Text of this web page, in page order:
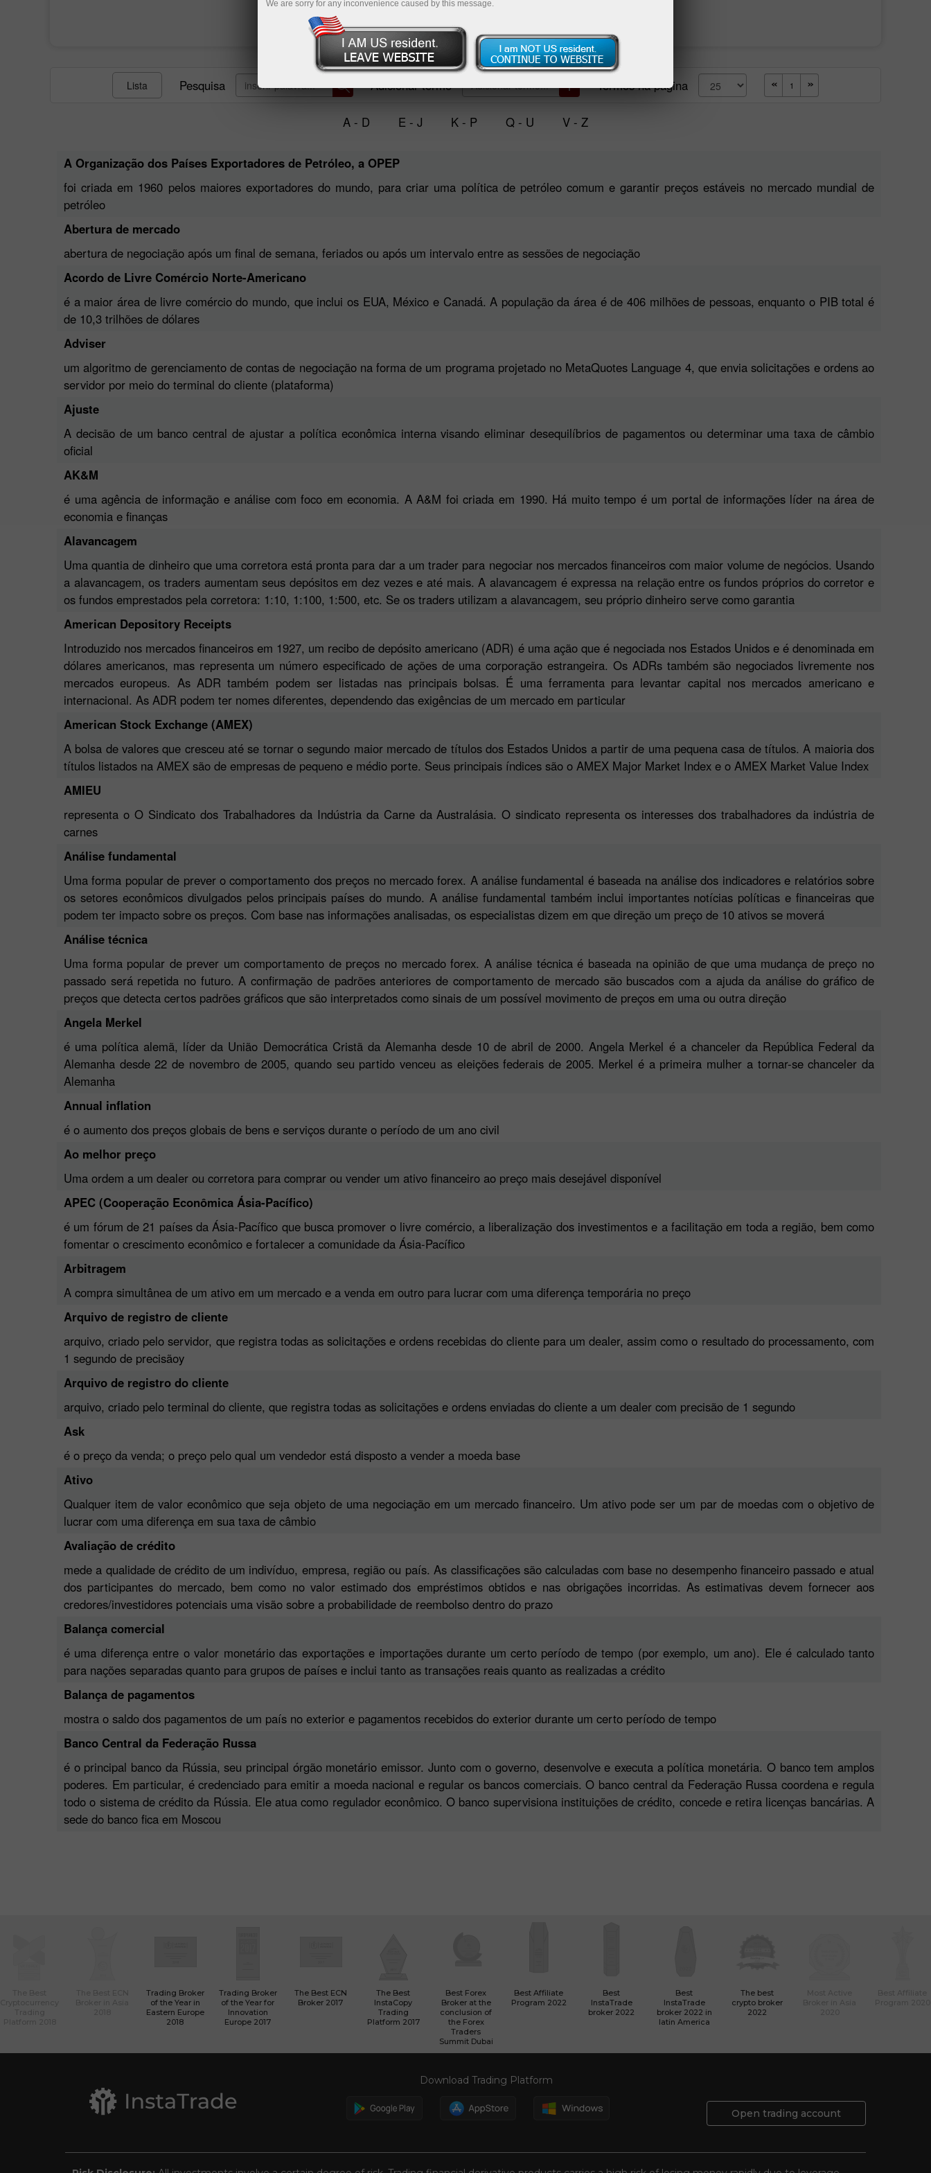
Abrir conta de negociação
Lista Pesquisa Adicionar termo Termos na página
A - D E - J K - P Q - U V - Z
A Organização dos Países Exportadores de Petróleo, a OPEP
foi criada em 1960 pelos maiores exportadores do mundo, para criar uma política de petróleo comum e garantir preços estáveis no mercado mundial de
petróleo
Abertura de mercado
abertura de negociação após um final de semana, feriados ou após um intervalo entre as sessões de negociação
Acordo de Livre Comércio Norte-Americano
é a maior área de livre comércio do mundo, que inclui os EUA, México e Canadá. A população da área é de 406 milhões de pessoas, enquanto o PIB total é
de 10,3 trilhões de dólares
Adviser
um algoritmo de gerenciamento de contas de negociação na forma de um programa projetado no MetaQuotes Language 4, que envia solicitações e ordens ao
servidor por meio do terminal do cliente (plataforma)
Ajuste
A decisão de um banco central de ajustar a política econômica interna visando eliminar desequilíbrios de pagamentos ou determinar uma taxa de câmbio
oficial
AK&M
é uma agência de informação e análise com foco em economia. A A&M foi criada em 1990. Há muito tempo é um portal de informações líder na área de
economia e finanças
Alavancagem
Uma quantia de dinheiro que uma corretora está pronta para dar a um trader para negociar nos mercados financeiros com maior volume de negócios. Usando
a alavancagem, os traders aumentam seus depósitos em dez vezes e até mais. A alavancagem é expressa na relação entre os fundos próprios do corretor e
os fundos emprestados pela corretora: 1:10, 1:100, 1:500, etc. Se os traders utilizam a alavancagem, seu próprio dinheiro serve como garantia
American Depository Receipts
Introduzido nos mercados financeiros em 1927, um recibo de depósito americano (ADR) é uma ação que é negociada nos Estados Unidos e é denominada em
dólares americanos, mas representa um número especificado de ações de uma corporação estrangeira. Os ADRs também são negociados livremente nos
mercados europeus. As ADR também podem ser listadas nas principais bolsas. É uma ferramenta para levantar capital nos mercados americano e
internacional. As ADR podem ter nomes diferentes, dependendo das exigências de um mercado em particular
American Stock Exchange (AMEX)
A bolsa de valores que cresceu até se tornar o segundo maior mercado de títulos dos Estados Unidos a partir de uma pequena casa de títulos. A maioria dos
títulos listados na AMEX são de empresas de pequeno e médio porte. Seus principais índices são o AMEX Major Market Index e o AMEX Market Value Index
AMIEU
representa o O Sindicato dos Trabalhadores da Indústria da Carne da Australásia. O sindicato representa os interesses dos trabalhadores da indústria de
carnes
Análise fundamental
Uma forma popular de prever o comportamento dos preços no mercado forex. A análise fundamental é baseada na análise dos indicadores e relatórios sobre
os setores econômicos divulgados pelos principais países do mundo. A análise fundamental também inclui importantes notícias políticas e financeiras que
podem ter impacto sobre os preços. Com base nas informações analisadas, os especialistas dizem em que direção um preço de 10 ativos se moverá
Análise técnica
Uma forma popular de prever um comportamento de preços no mercado forex. A análise técnica é baseada na opinião de que uma mudança de preço no
passado será repetida no futuro. A confirmação de padrões anteriores de comportamento de mercado são buscados com a ajuda da análise do gráfico de
preços que detecta certos padrões gráficos que são interpretados como sinais de um possível movimento de preços em uma ou outra direção
Angela Merkel
é uma política alemã, líder da União Democrática Cristã da Alemanha desde 10 de abril de 2000. Angela Merkel é a chanceler da República Federal da
Alemanha desde 22 de novembro de 2005, quando seu partido venceu as eleições federais de 2005. Merkel é a primeira mulher a tornar-se chanceler da
Alemanha
Annual inflation
é o aumento dos preços globais de bens e serviços durante o período de um ano civil
Ao melhor preço
Uma ordem a um dealer ou corretora para comprar ou vender um ativo financeiro ao preço mais desejável disponível
APEC (Cooperação Econômica Ásia-Pacífico)
é um fórum de 21 países da Ásia-Pacífico que busca promover o livre comércio, a liberalização dos investimentos e a facilitação em toda a região, bem como
fomentar o crescimento econômico e fortalecer a comunidade da Ásia-Pacífico
Arbitragem
A compra simultânea de um ativo em um mercado e a venda em outro para lucrar com uma diferença temporária no preço
Arquivo de registro de cliente
arquivo, criado pelo servidor, que registra todas as solicitações e ordens recebidas do cliente para um dealer, assim como o resultado do processamento, com
1 segundo de precisãoy
Arquivo de registro do cliente
arquivo, criado pelo terminal do cliente, que registra todas as solicitações e ordens enviadas do cliente a um dealer com precisão de 1 segundo
Ask
é o preço da venda; o preço pelo qual um vendedor está disposto a vender a moeda base
Ativo
Qualquer item de valor econômico que seja objeto de uma negociação em um mercado financeiro. Um ativo pode ser um par de moedas com o objetivo de
lucrar com uma diferença em sua taxa de câmbio
Avaliação de crédito
mede a qualidade de crédito de um indivíduo, empresa, região ou país. As classificações são calculadas com base no desempenho financeiro passado e atual
dos participantes do mercado, bem como no valor estimado dos empréstimos obtidos e nas obrigações incorridas. As estimativas devem fornecer aos
credores/investidores potenciais uma visão sobre a probabilidade de reembolso dentro do prazo
Balança comercial
é uma diferença entre o valor monetário das exportações e importações durante um certo período de tempo (por exemplo, um ano). Ele é calculado tanto
para nações separadas quanto para grupos de países e inclui tanto as transações reais quanto as realizadas a crédito
Balança de pagamentos
mostra o saldo dos pagamentos de um país no exterior e pagamentos recebidos do exterior durante um certo período de tempo
Banco Central da Federação Russa
é o principal banco da Rússia, seu principal órgão monetário emissor. Junto com o governo, desenvolve e executa a política monetária. O banco tem amplos
poderes. Em particular, é credenciado para emitir a moeda nacional e regular os bancos comerciais. O banco central da Federação Russa coordena e regula
todo o sistema de crédito da Rússia. Ele atua como regulador econômico. O banco supervisiona instituições de crédito, concede e retira licenças bancárias. A
sede do banco fica em Moscou
Trading Broker
of the Year in
Eastern Europe
2018
Trading Broker
of the Year for
Innovation
Europe 2017
The Best ECN
Broker 2017
The Best
InstaCopy
Trading
Platform 2017
Best Forex
Broker at the
conclusion of
the Forex
Traders
Summit Dubai
Best Affiliate
Program 2022
Best
InstaTrade
broker 2022
Best
InstaTrade
broker 2022 in
latin America
The best
crypto broker
2022
Download Trading Platform
Open trading account
We are sorry for any inconvenience caused by this message.